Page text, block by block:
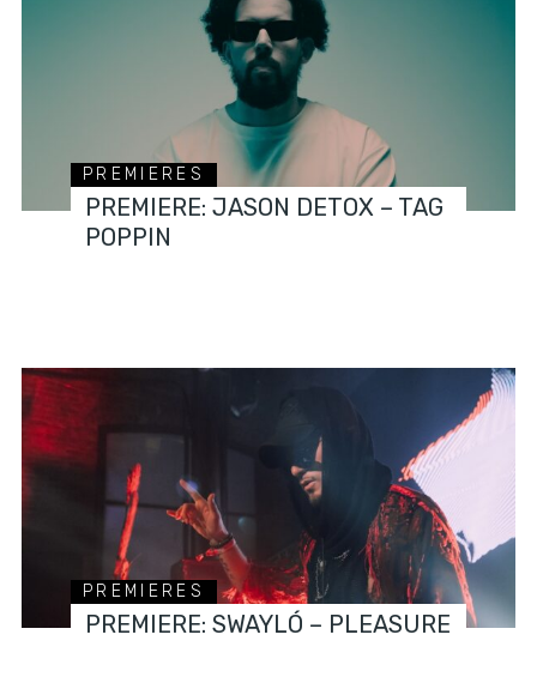
PREMIERES
PREMIERE: JASON DETOX – TAG
POPPIN
PREMIERES
PREMIERE: SWAYLÓ – PLEASURE